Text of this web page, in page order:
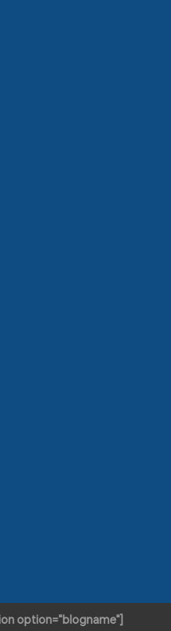
option="blogname"]